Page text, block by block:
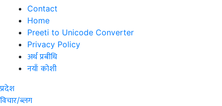
Contact
Home
Preeti to Unicode Converter
Privacy Policy
अर्थ प्रबीधि
नयाँ कोशी
प्रदेश
विचार/ब्लग